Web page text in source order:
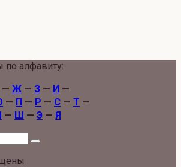
алфавиту:
— Ж — З — И —
— П — Р — С — Т —
— Ш — Э — Я